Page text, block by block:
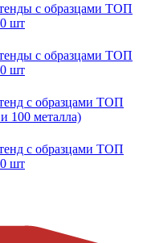
с образцами ТОП
шт
с образцами ТОП
шт
с образцами ТОП
100 металла)
с образцами ТОП
шт